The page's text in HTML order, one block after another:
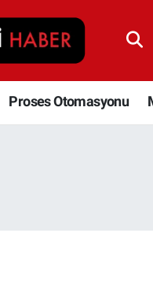
Proses Otomasyonu